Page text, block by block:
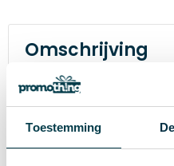
Toestemming
Omschrijving
Sportfles van